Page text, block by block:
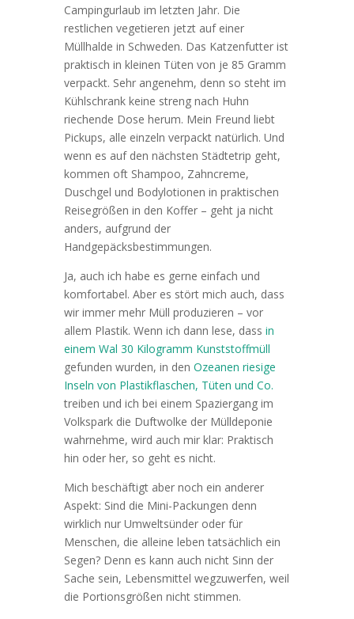
Campingurlaub im letzten Jahr. Die
restlichen vegetieren jetzt auf einer
Müllhalde in Schweden. Das Katzenfutter ist
praktisch in kleinen Tüten von je 85 Gramm
verpackt. Sehr angenehm, denn so steht im
Kühlschrank keine streng nach Huhn
riechende Dose herum. Mein Freund liebt
Pickups, alle einzeln verpackt natürlich. Und
wenn es auf den nächsten Städtetrip geht,
kommen oft Shampoo, Zahncreme,
Duschgel und Bodylotionen in praktischen
Reisegrößen in den Koffer – geht ja nicht
anders, aufgrund der
Handgepäcksbestimmungen.
Ja, auch ich habe es gerne einfach und
komfortabel. Aber es stört mich auch, dass
wir immer mehr Müll produzieren – vor
allem Plastik. Wenn ich dann lese, dass in
einem Wal 30 Kilogramm Kunststoffmüll
gefunden wurden, in den Ozeanen riesige
Inseln von Plastikflaschen, Tüten und Co.
treiben und ich bei einem Spaziergang im
Volkspark die Duftwolke der Mülldeponie
wahrnehme, wird auch mir klar: Praktisch
hin oder her, so geht es nicht.
Mich beschäftigt aber noch ein anderer
Aspekt: Sind die Mini-Packungen denn
wirklich nur Umweltsünder oder für
Menschen, die alleine leben tatsächlich ein
Segen? Denn es kann auch nicht Sinn der
Sache sein, Lebensmittel wegzuwerfen, weil
die Portionsgrößen nicht stimmen.